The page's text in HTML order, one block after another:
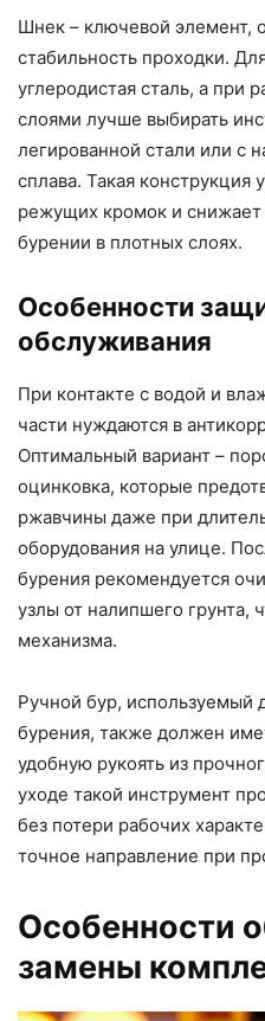
Шнек – ключевой элемент,
стабильность проходки.
углеродистая сталь, а при
слоями лучше выбирать
легированной стали или с
сплава. Такая конструкция
режущих кромок и
бурении в плотных слоях.
Особенности
обслуживания
При контакте с водой и
части нуждаются в
Оптимальный вариант –
оцинковка, которые
ржавчины даже при
оборудования на улице.
бурения рекомендуется
узлы от налипшего грунта,
механизма.
Ручной бур, используемый
бурения, также должен
удобную рукоять из
уходе такой инструмент
без потери рабочих
точное направление при
Особенности
замены